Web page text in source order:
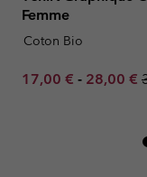
Femme
Coton Bio
Minimum sale
17,00 € - 28,00 €